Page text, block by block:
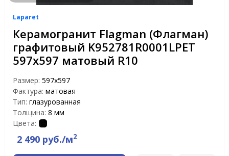
Laparet
Керамогранит Flagman (Флагман)
графитовый K952781R0001LPET
597x597 матовый R10
Размер: 597х597
Фактура: матовая
Тип: глазурованная
Толщина: 8 мм
Цвета:
2 490 руб./м2